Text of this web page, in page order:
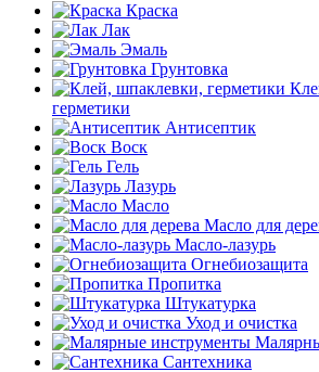
Краска
Лак
Эмаль
Грунтовка
герметики
Антисептик
Воск
Гель
Лазурь
Масло
Масло для
Масло-лазурь
Огнебиозащита
Пропитка
Штукатурка
Уход и очистка
Сантехника